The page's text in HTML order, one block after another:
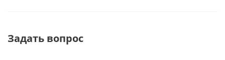
Задать вопрос